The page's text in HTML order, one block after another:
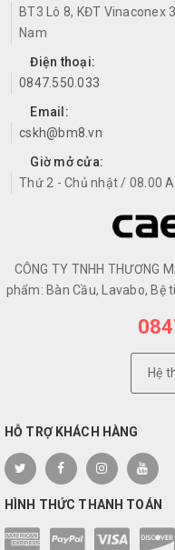
BT3 Lô 8, KĐT Vinaconex
Nam
Điện thoại:
0847.550.033
Email:
cskh@bm8.vn
Giờ mở cửa:
Thứ 2 - Chủ nhật / 08.00
CÔNG TY TNHH THƯƠNG
phẩm: Bàn Cầu, Lavabo, Bệ
Hệ
HỖ TRỢ KHÁCH HÀNG
HÌNH THỨC THANH TOÁN